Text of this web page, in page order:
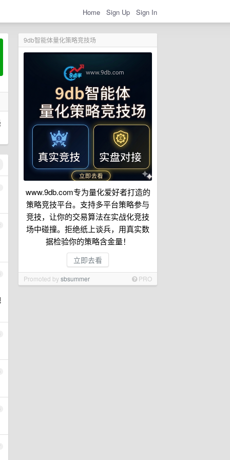
Home Sign Up Sign In
9db智能体量化策略竞技场
www.9db.com专为量化爱好者打造的
策略竞技平台。支持多平台策略参与
竞技，让你的交易算法在实战化竞技
场中碰撞。拒绝纸上谈兵，用真实数
据检验你的策略含金量！
立即去看
Promoted bysbsummer PRO